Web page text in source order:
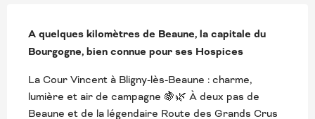
DESCRIPTION
A quelques kilomètres de Beaune, la capitale du
Bourgogne, bien connue pour ses Hospices
La Cour Vincent à Bligny-lès-Beaune : charme,
lumière et air de campagne 🍇🌿 À deux pas de
Beaune et de la légendaire Route des Grands Crus